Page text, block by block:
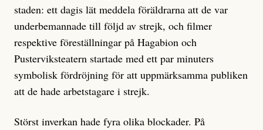
staden: ett dagis lät meddela föräldrarna att de var
underbemannade till följd av strejk, och filmer
respektive föreställningar på Hagabion och
Pusterviksteatern startade med ett par minuters
symbolisk fördröjning för att uppmärksamma publiken
att de hade arbetstagare i strejk.
Störst inverkan hade fyra olika blockader. På